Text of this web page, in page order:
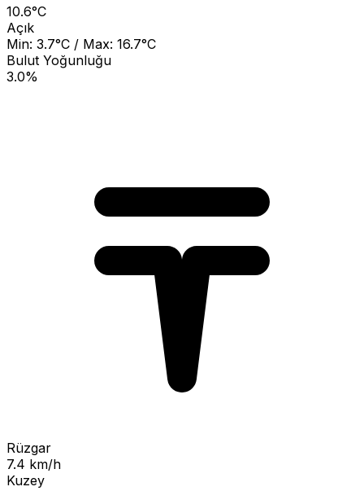
10.6°C
Açık
Min: 3.7°C / Max: 16.7°C
Bulut Yoğunluğu
3.0%
Rüzgar
7.4 km/h
Kuzey